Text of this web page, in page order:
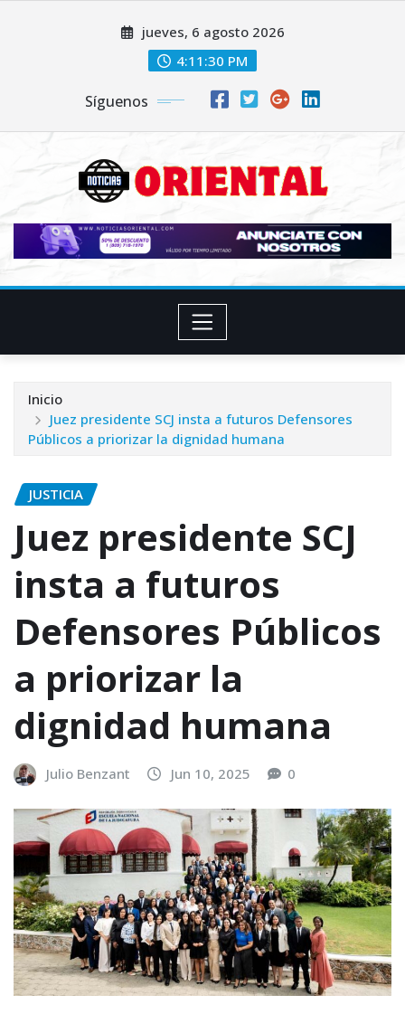
jueves, 6 agosto 2026
4:11:31 PM
Síguenos
Inicio
Juez presidente SCJ insta a futuros Defensores
Públicos a priorizar la dignidad humana
JUSTICIA
Juez presidente SCJ
insta a futuros
Defensores Públicos
a priorizar la
dignidad humana
Julio Benzant Jun 10, 2025 0